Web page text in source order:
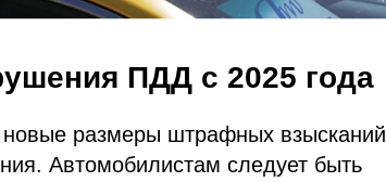
ПДД с 2025 года
новые размеры штрафных взысканий
Автомобилистам следует быть